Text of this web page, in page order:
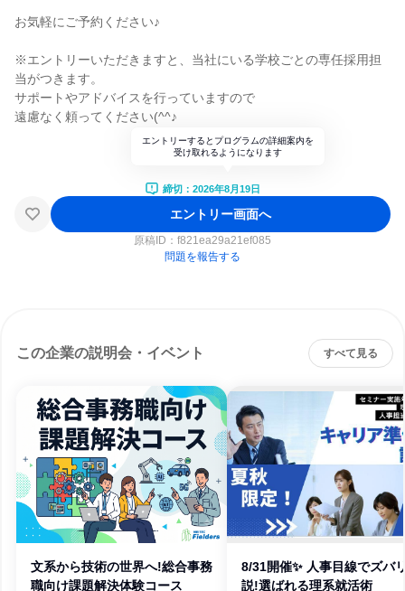
お気軽にご予約ください♪
※エントリーいただきますと、当社にいる学校ごとの専任採用担
当がつきます。
サポートやアドバイスを行っていますので
遠慮なく頼ってください(^^♪
エントリーするとプログラムの詳細案内を
受け取れるようになります
締切：2026年8月19日
エントリー画面へ
原稿ID： f821ea29a21ef085
問題を報告する
この企業の説明会・イベント すべて見る
文系から技術の世界へ!総合事務
職向け課題解決体験コース
8/31開催✨ 人事目線でズバ
説!選ばれる理系就活術